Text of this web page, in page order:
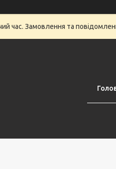
час. Замовлення та